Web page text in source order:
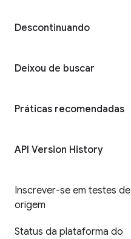
Descontinuando
Deixou de buscar
Práticas recomendadas
API Version History
Inscrever-se em testes de
origem
Status da plataforma do